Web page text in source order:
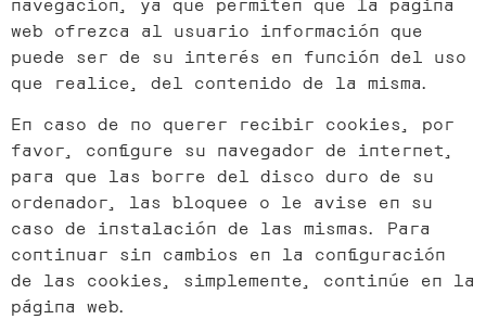
web ofrezca al usuario información que
puede ser de su interés en función del uso
que realice, del contenido de la misma.
En caso de no querer recibir cookies, por
favor, configure su navegador de internet,
para que las borre del disco duro de su
ordenador, las bloquee o le avise en su
caso de instalación de las mismas. Para
continuar sin cambios en la configuración
de las cookies, simplemente, continúe en la
página web.